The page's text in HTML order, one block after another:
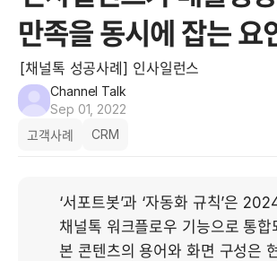
만족을 동시에 잡는 요
[채널톡 성공사례] 인사일런스
Channel Talk
Sep 01, 2022
고객사례
CRM
‘서포트봇’과 ‘자동화 규칙’은
채널톡 워크플로우 기능으로 통합
본 콘텐츠의 용어와 화면 구성은